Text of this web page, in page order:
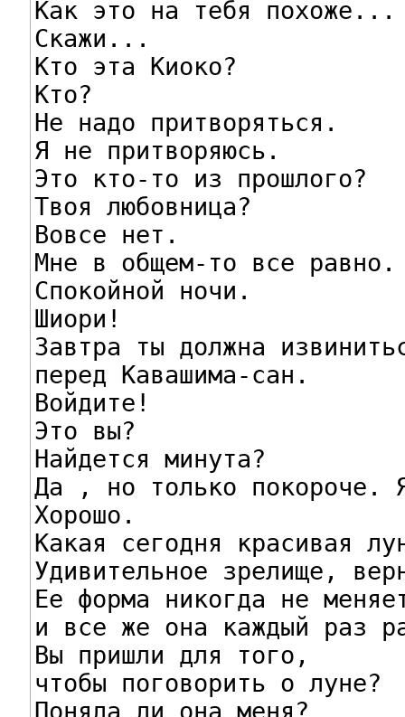
Как это на тебя похоже...
Скажи...
Кто эта Киоко?
Кто?
Не надо притворяться.
Я не притворяюсь.
Это кто-то из прошлого?
Твоя любовница?
Вовсе нет.
Мне в общем-то все равно.
Спокойной ночи.
Шиори!
Завтра ты должна
перед Кавашима-сан.
Войдите!
Это вы?
Найдется минута?
Да , но только покороче.
Хорошо.
Какая сегодня красивая
Удивительное зрелище,
Ее форма никогда не
и все же она каждый раз
Вы пришли для того,
чтобы поговорить о луне?
Поняла ли она меня?